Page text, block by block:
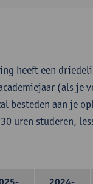
heeft een
(als je
besteden aan je
uren studeren,